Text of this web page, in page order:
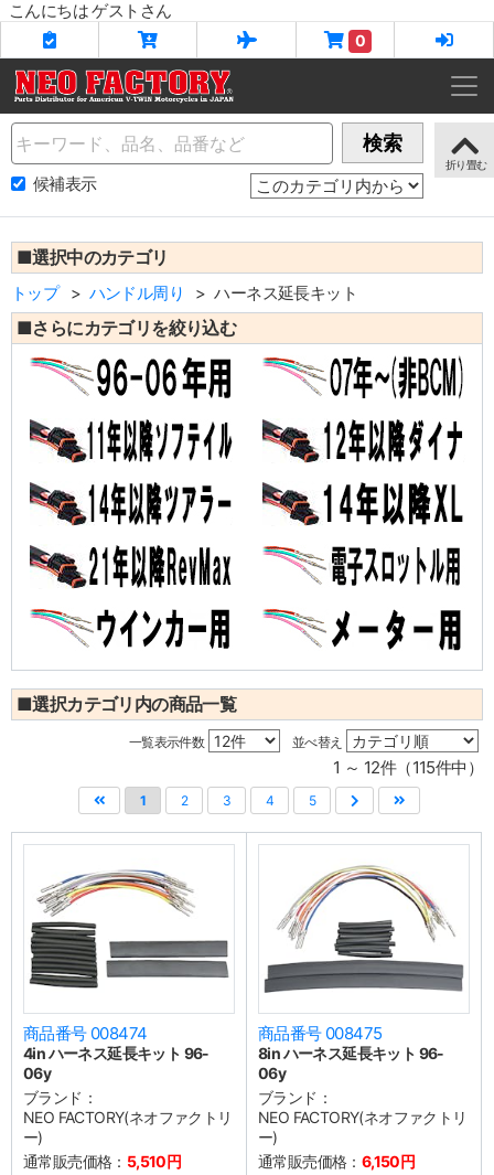
こんにちは ゲストさん
0
Name 検索
候補表示
■選択中のカテゴリ
トップ ハンドル周り ハーネス延長キット
■さらにカテゴリを絞り込む
■選択カテゴリ内の商品一覧
一覧表示件数 並べ替え
1 ～ 12件（115件中）
1 2 3 4 5
商品番号 008474
4in ハーネス延長キット 96-
06y
ブランド：
NEO FACTORY(ネオファクトリ
ー)
通常販売価格： 5,510円
商品番号 008475
8in ハーネス延長キット 96-
06y
ブランド：
NEO FACTORY(ネオファクトリ
ー)
通常販売価格： 6,150円